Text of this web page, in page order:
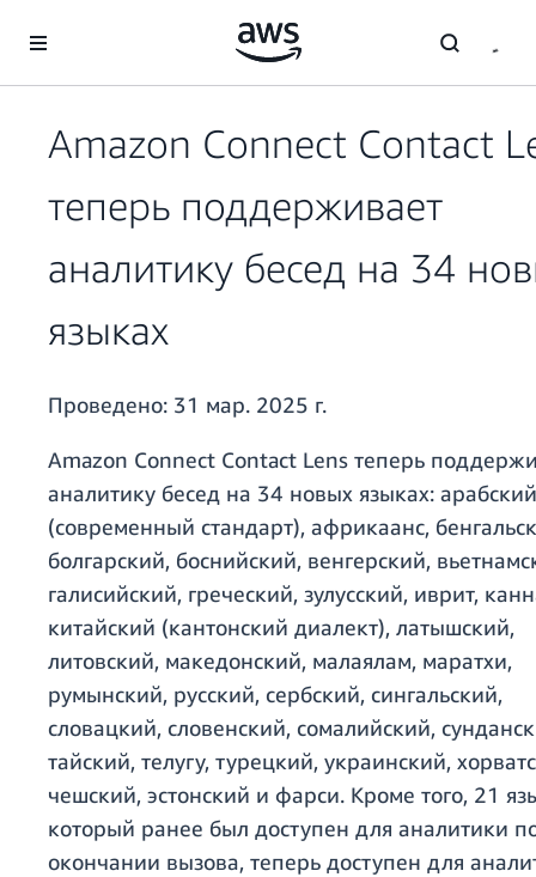
Перейти к главному контенту
Amazon Connect Contact
теперь поддерживает
аналитику бесед на 34
языках
Проведено: 31 мар. 2025 г.
Amazon Connect Contact Lens теперь
аналитику бесед на 34 новых языках: арабский
(современный стандарт), африкаанс,
болгарский, боснийский, венгерский,
галисийский, греческий, зулусский, иврит,
китайский (кантонский диалект), латышский,
литовский, македонский, малаялам, маратхи,
румынский, русский, сербский, сингальский,
словацкий, словенский, сомалийский,
тайский, телугу, турецкий, украинский,
чешский, эстонский и фарси. Кроме того, 21
который ранее был доступен для аналитики
окончании вызова, теперь доступен для